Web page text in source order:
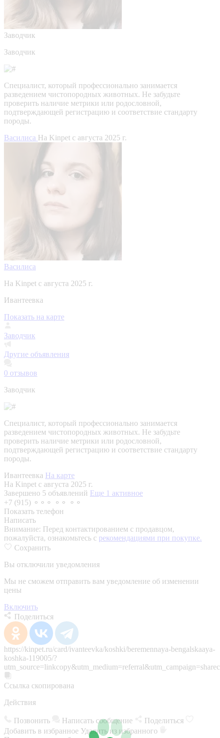
Заводчик
Заводчик
Специалист, который профессионально занимается
разведением чистопородных животных. Не забудьте
проверить наличие метрики или родословной,
подтверждающей регистрацию и соответствие стандарту
породы.
Василиса На Kinpet c августа 2025 г.
Василиса
На Kinpet c августа 2025 г.
Ивантеевка
Показать на карте
Заводчик
Другие объявления
0 отзывов
Заводчик
Специалист, который профессионально занимается
разведением чистопородных животных. Не забудьте
проверить наличие метрики или родословной,
подтверждающей регистрацию и соответствие стандарту
породы.
Ивантеевка На карте
На Kinpet c августа 2025 г.
Завершено 5 объявлений Еще 1 активное
+7 (915) ⚬⚬⚬ ⚬⚬ ⚬⚬
Показать телефон
Написать
Внимание: Перед контактированием с продавцом,
пожалуйста, ознакомьтесь с рекомендациями при покупке.
Сохранить
Вы отключили уведомления
Мы не сможем отправить вам уведомление об изменении
цены
Включить
Поделиться
https://kinpet.ru/card/ivanteevka/koshki/beremennaya-bengalskaaya-
koshka-119005/?
Ссылка скопирована
Действия
Позвонить Написать сообщение
Поделиться
Добавить в избранное Удалить из избранного